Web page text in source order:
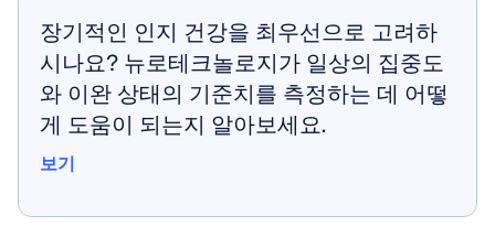
장기적인 인지 건강을 최우선으로 고려하
시나요? 뉴로테크놀로지가 일상의 집중도
와 이완 상태의 기준치를 측정하는 데 어떻
게 도움이 되는지 알아보세요.
보기